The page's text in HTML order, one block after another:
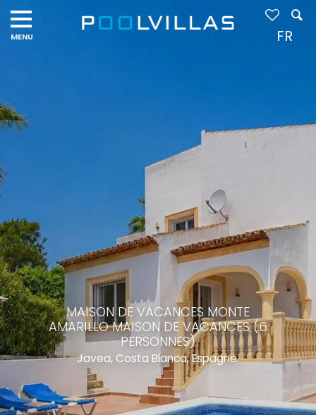
MAISON DE VACANCES MONTE
AMARILLO MAISON DE VACANCES (6
PERSONNES)
Javea, Costa Blanca, Espagne.
FR